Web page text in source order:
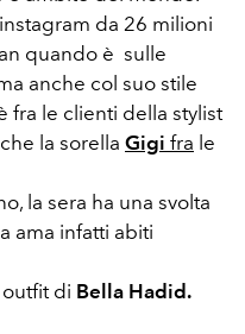
da 26 milioni
quando è sulle
anche col suo stile
fra le clienti della stylist
la sorella Gigi fra le
la sera ha una svolta
ama infatti abiti
di Bella Hadid.